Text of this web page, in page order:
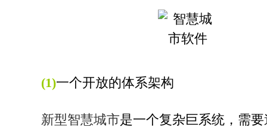
(1)一个开放的体系架构
新型智慧城市是一个复杂巨系统，需